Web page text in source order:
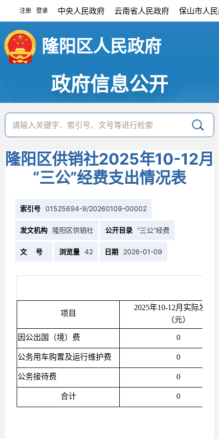
注册 登录 中央人民政府 云南省人民政府 保山市人
隆阳区人民政府
政府信息公开
隆阳区供销社2025年10-12月
“三公”经费支出情况表
索引号 01525694-9/20260109-00002
发文机构 隆阳区供销社 公开目录 “三公”经费
文 号 浏览量 42 日期 2026-01-09
项目
2025年10-12月实际发生
（元）
因公出国（境）费 0
公务用车购置及运行维护费 0
公务接待费 0
合计 0